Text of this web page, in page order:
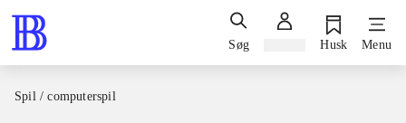
Søg Husk Menu
Spil / computerspil